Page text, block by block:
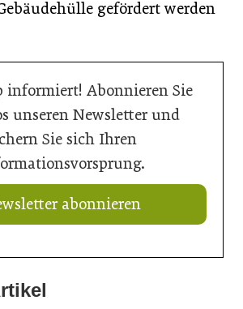
gefördert werden
informiert! Abonnieren Sie
unseren Newsletter und
Sie sich Ihren
abonnieren